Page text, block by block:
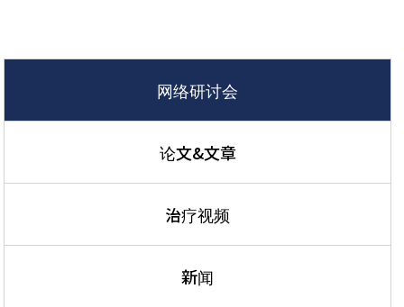
网络研讨会
论文&文章
治疗视频
新闻